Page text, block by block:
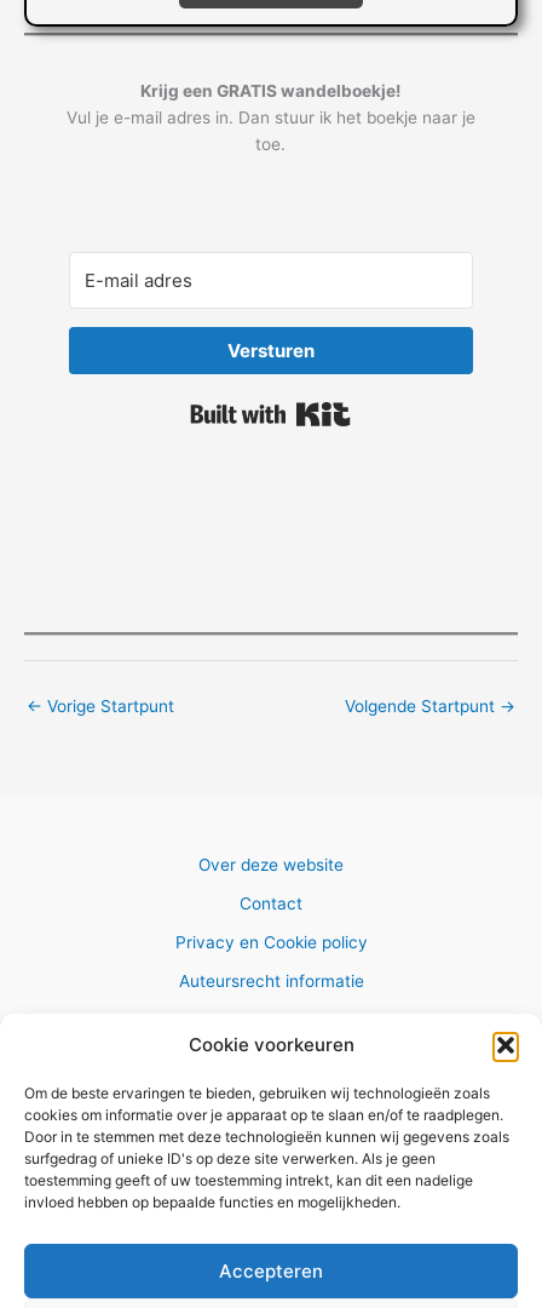
Cookie voorkeuren
Om de beste ervaringen te bieden, gebruiken wij technologieën zoals
cookies om informatie over je apparaat op te slaan en/of te raadplegen.
Door in te stemmen met deze technologieën kunnen wij gegevens zoals
surfgedrag of unieke ID's op deze site verwerken. Als je geen
toestemming geeft of uw toestemming intrekt, kan dit een nadelige
invloed hebben op bepaalde functies en mogelijkheden.
Accepteren
Krijg een GRATIS wandelboekje!
Vul je e-mail adres in. Dan stuur ik het boekje naar je
toe.
Versturen
← Vorige Startpunt Volgende Startpunt →
Over deze website
Contact
Privacy en Cookie policy
Auteursrecht informatie
Copyright © 2026 AlleWandelRoutes.nl
Vul hier je e-mail adres in om het
GRATIS wandelboekje te
ontvangen